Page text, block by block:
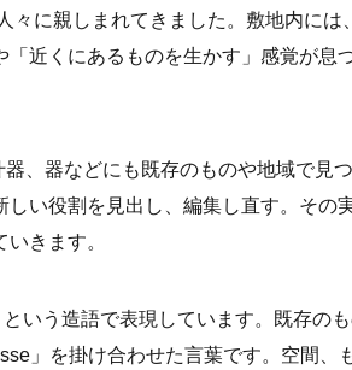
々に親しまれてきました。敷地内には
近くにあるものを生かす」感覚が息
、器などにも既存のものや地域で見
い役割を見出し、編集し直す。その
きます。
いう造語で表現しています。既存の
」を掛け合わせた言葉です。空間、